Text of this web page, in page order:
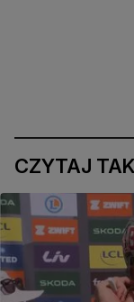
CZYTAJ